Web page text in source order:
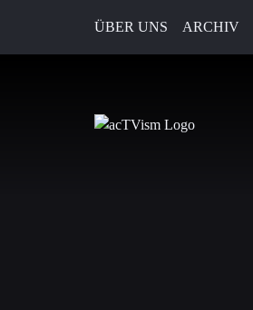
ÜBER UNS ARCHIV
14. Dezember 2020